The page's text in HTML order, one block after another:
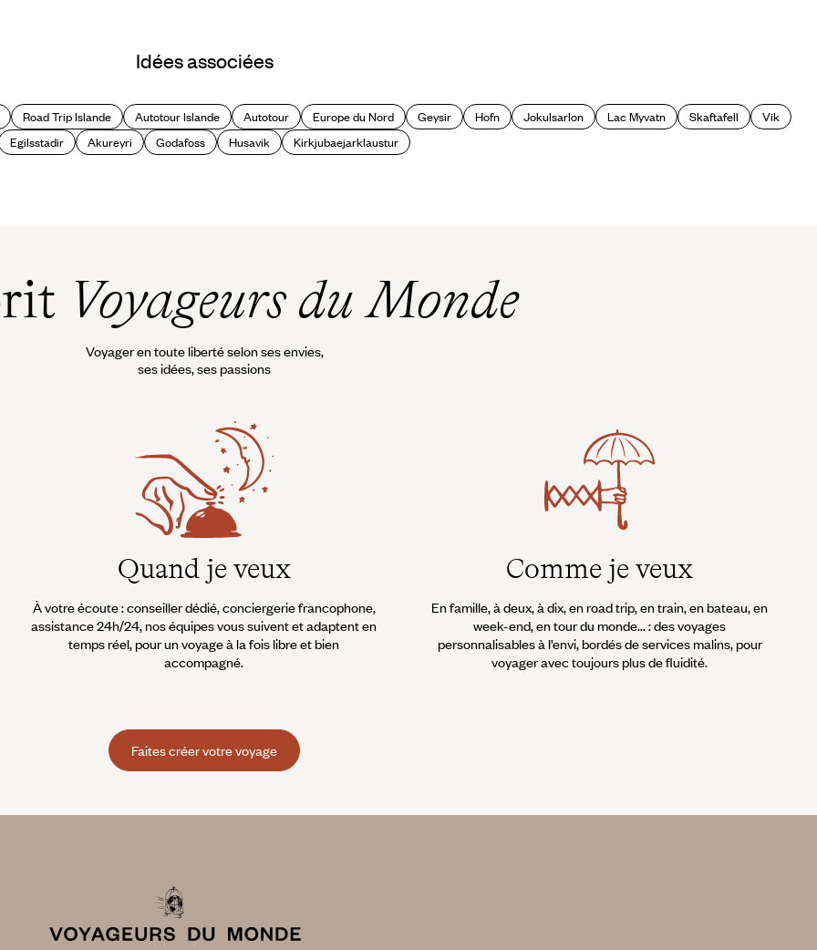
Idées associées
Road Trip Islande Autotour Islande Autotour Europe du Nord Geysir Hofn Jokulsarlon Lac Myvatn Skaftafell
Vik
Egilsstadir
Akureyri Godafoss Husavik Kirkjubaejarklaustur
Voyageurs du Monde
Voyager en toute liberté selon ses envies,
ses idées, ses passions
Quand je veux
À votre écoute : conseiller dédié, conciergerie francophone,
assistance 24h/24, nos équipes vous suivent et adaptent en
temps réel, pour un voyage à la fois libre et bien
accompagné.
Comme je veux
En famille, à deux, à dix, en road trip, en train, en bateau, en
week-end, en tour du monde... : des voyages
personnalisables à l’envi, bordés de services malins, pour
voyager avec toujours plus de fluidité.
Faites créer votre voyage